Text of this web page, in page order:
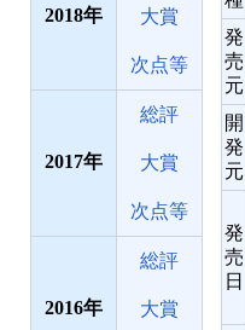
2018 大賞
次点等
2017
総評
大賞
次点等
2016
総評
大賞
発
売
元
開
発
元
発
売
日